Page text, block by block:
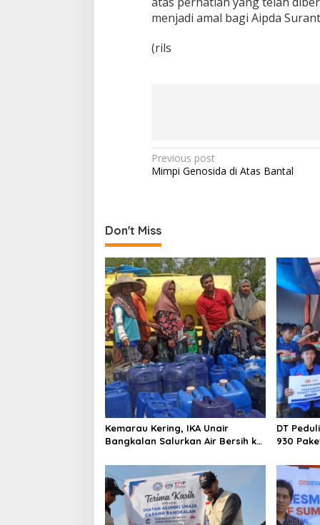
menjadi amal bagi Aipda
(rils
P
o
n
a
v
i
g
a
t
i
o
n
Previous post
Mimpi Genosida di Atas Bantal
Don't Miss
Kemarau Kering, IKA Unair
Bangkalan Salurkan Air Bersih ke
DT
930